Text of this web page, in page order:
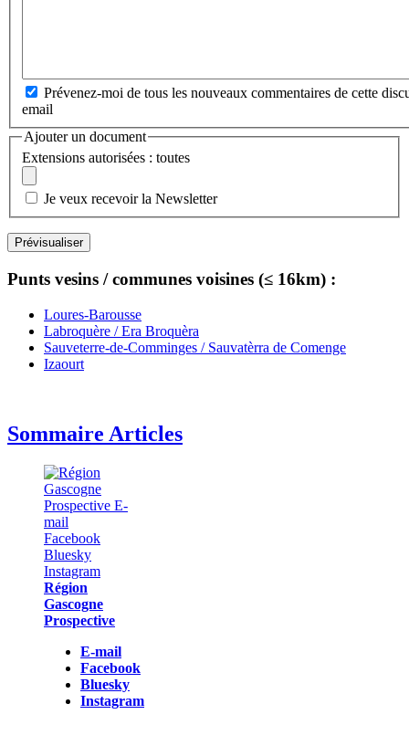
Prévenez-moi de tous les nouveaux commentaires de cette
email
Ajouter un document
Extensions autorisées : toutes
Je veux recevoir la Newsletter
Punts vesins / communes voisines (≤ 16km) :
Loures-Barousse
Labroquère / Era Broquèra
Sauveterre-de-Comminges / Sauvatèrra de Comenge
Izaourt
Sommaire Articles
Région
Gascogne
Prospective
E-mail
Facebook
Bluesky
Instagram